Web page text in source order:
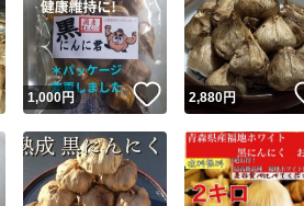
Yahoo!フリマが定め
安心取引出品者
いいね！
1,000円 いいね！
2,880円